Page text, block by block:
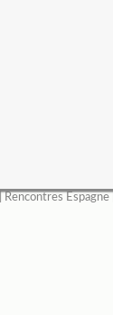
Rencontres Espagne|